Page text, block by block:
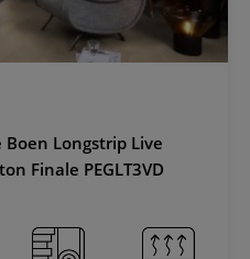
Longstrip Live
Finale PEGLT3VD